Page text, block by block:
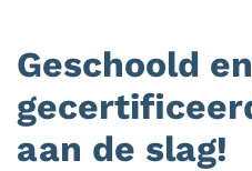
Geschoold en
aan de slag!